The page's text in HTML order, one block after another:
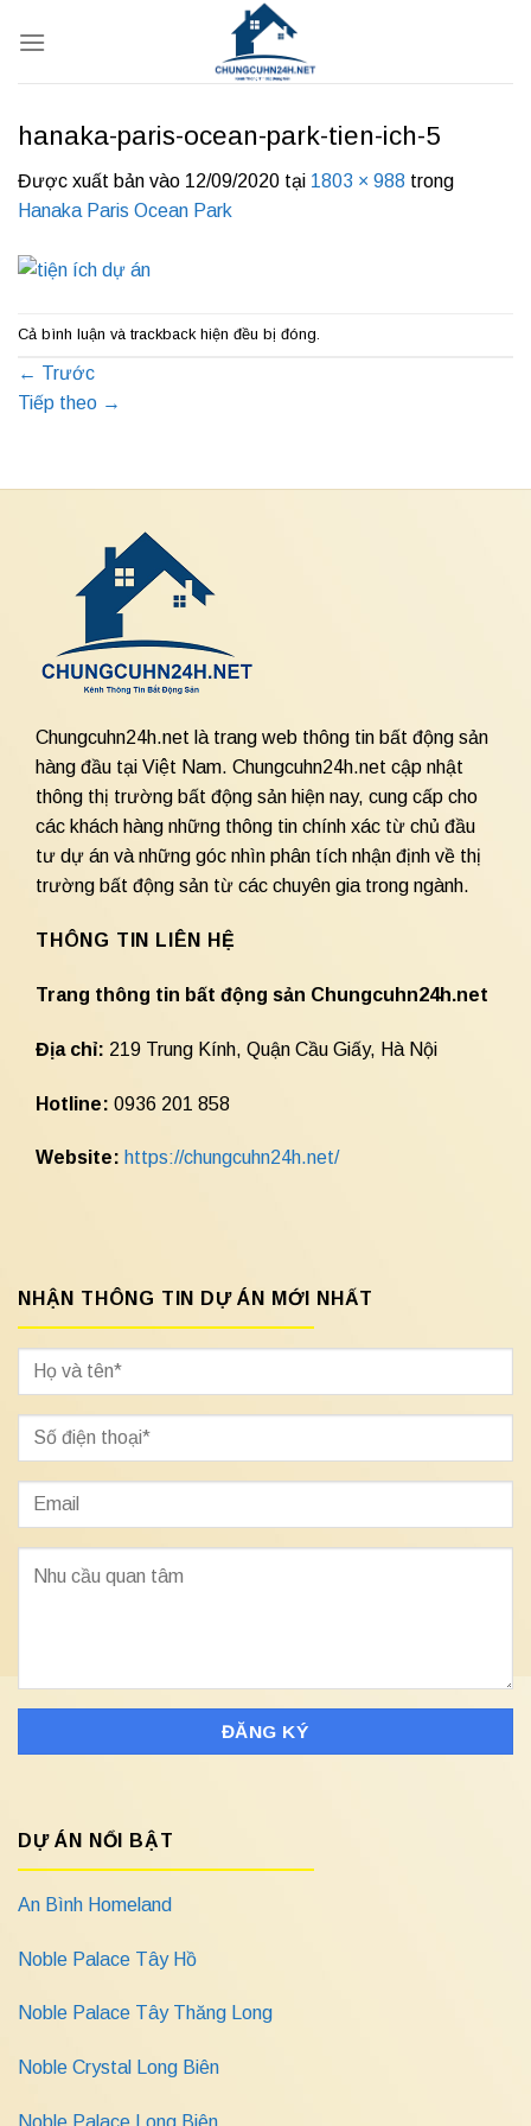
qua
hanaka-paris-ocean-park-tien-ich-5
Được xuất bản vào 12/09/2020 tại 1803 × 988 trong
Hanaka Paris Ocean Park
Cả bình luận và trackback hiện đều bị đóng.
← Trước
Tiếp theo →
Chungcuhn24h.net là trang web thông tin bất động sản
hàng đầu tại Việt Nam. Chungcuhn24h.net cập nhật
thông thị trường bất động sản hiện nay, cung cấp cho
các khách hàng những thông tin chính xác từ chủ đầu
tư dự án và những góc nhìn phân tích nhận định về thị
trường bất động sản từ các chuyên gia trong ngành.
THÔNG TIN LIÊN HỆ
Trang thông tin bất động sản Chungcuhn24h.net
Địa chỉ: 219 Trung Kính, Quận Cầu Giấy, Hà Nội
Hotline: 0936 201 858
Website: https://chungcuhn24h.net/
NHẬN THÔNG TIN DỰ ÁN MỚI NHẤT
DỰ ÁN NỔI BẬT
An Bình Homeland
Noble Palace Tây Hồ
Noble Palace Tây Thăng Long
Noble Crystal Long Biên
Noble Palace Long Biên